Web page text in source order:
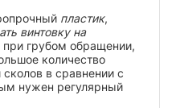
пластик,
винтовку на
грубом обращении,
количество
в сравнении с
нужен регулярный